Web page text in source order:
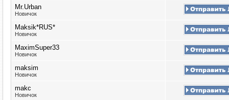
Mr.Urban
Новичок
Maksik*RUS*
Новичок
MaximSuper33
Новичок
maksim
Новичок
makc
Новичок